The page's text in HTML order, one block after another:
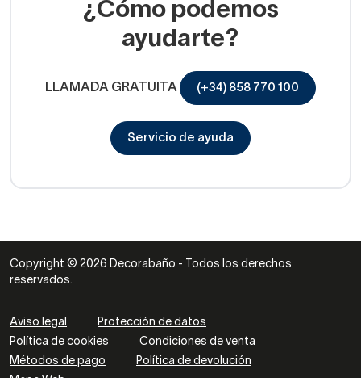
¿Cómo podemos
ayudarte?
LLAMADA GRATUITA (+34) 858 770 100
Servicio de ayuda
Copyright © 2026 Decorabaño - Todos los derechos
reservados.
Aviso legal
Protección de datos
Política de cookies
Condiciones de venta
Métodos de pago
Política de devolución